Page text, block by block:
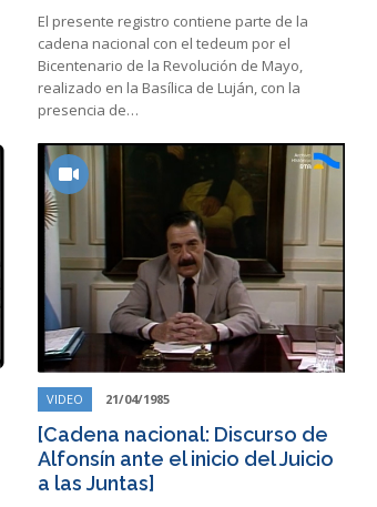
El presente registro contiene parte de la
cadena nacional con el tedeum por el
Bicentenario de la Revolución de Mayo,
realizado en la Basílica de Luján, con la
presencia de…
VIDEO 21/04/1985
[Cadena nacional: Discurso de
Alfonsín ante el inicio del Juicio
a las Juntas]